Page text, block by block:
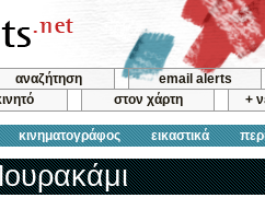
αναζήτηση
email alerts
στον χάρτη +
κινηματογράφος εικαστικά